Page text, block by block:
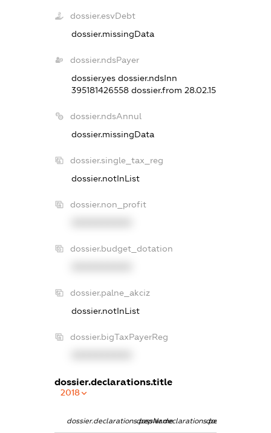
dossier.esvDebt
dossier.missingData
dossier.ndsPayer
dossier.yes dossier.ndsInn
395181426558 dossier.from 28.02.15
dossier.ndsAnnul
dossier.missingData
dossier.single_tax_reg
dossier.notInList
dossier.non_profit
dossier.budget_dotation
dossier.palne_akciz
dossier.notInList
dossier.bigTaxPayerReg
dossier.declarations.title
2018
dossier.declarations.pepNamedossier.declarations.personName